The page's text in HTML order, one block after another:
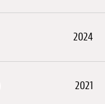
2024
2021